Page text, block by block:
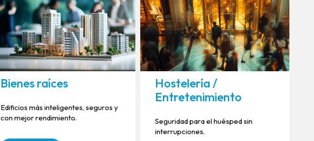
Bienes raíces
Edificios más inteligentes, seguros y
con mejor rendimiento.
Hostelería /
Entretenimiento
Seguridad para el huésped sin
interrupciones.